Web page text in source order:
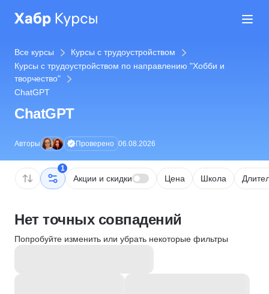
Все курсы
Курсы с трудоустройством
Курсы с трудоустройством по направлению "Хобби и
творчество"
ChatGPT
ChatGPT
Авторы Проверено 06.08.2026
1
Акции и скидки Цена Школа
Нет точных совпадений
Попробуйте изменить или убрать некоторые фильтры